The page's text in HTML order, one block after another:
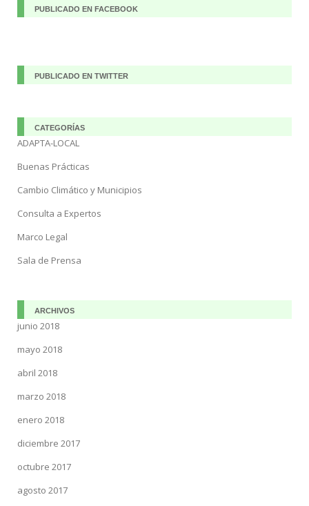
PUBLICADO EN FACEBOOK
PUBLICADO EN TWITTER
CATEGORÍAS
ADAPTA-LOCAL
Buenas Prácticas
Cambio Climático y Municipios
Consulta a Expertos
Marco Legal
Sala de Prensa
ARCHIVOS
junio 2018
mayo 2018
abril 2018
marzo 2018
enero 2018
diciembre 2017
octubre 2017
agosto 2017